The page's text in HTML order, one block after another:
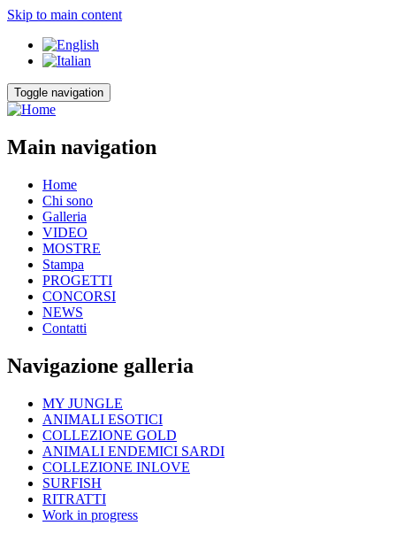
Skip to main content
Toggle navigation
Main navigation
Home
Chi sono
Galleria
VIDEO
MOSTRE
Stampa
PROGETTI
CONCORSI
NEWS
Contatti
Navigazione galleria
MY JUNGLE
ANIMALI ESOTICI
COLLEZIONE GOLD
ANIMALI ENDEMICI SARDI
COLLEZIONE INLOVE
SURFISH
RITRATTI
Work in progress